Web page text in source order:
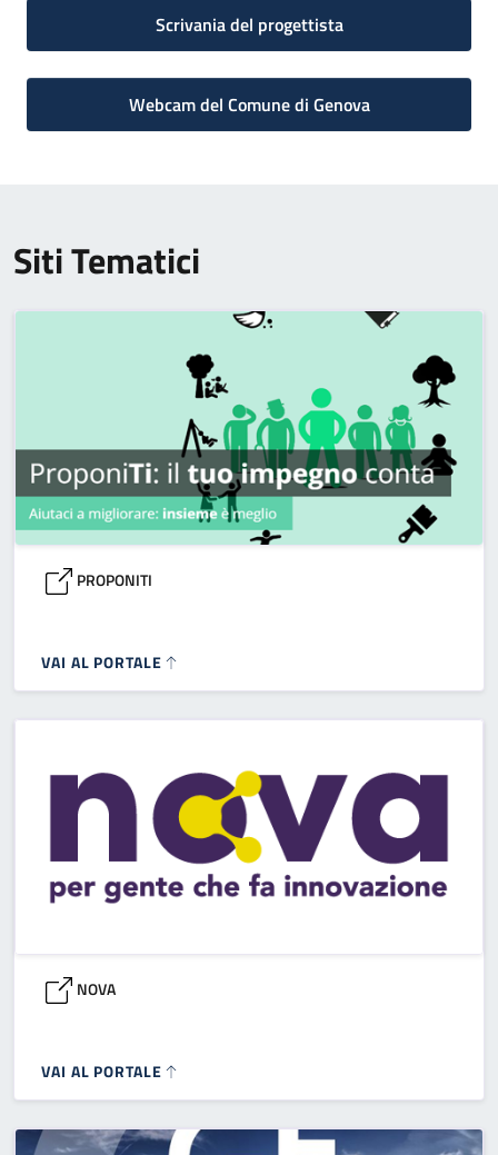
Scrivania del progettista
Webcam del Comune di Genova
Siti Tematici
PROPONITI
VAI AL PORTALE
NOVA
VAI AL PORTALE